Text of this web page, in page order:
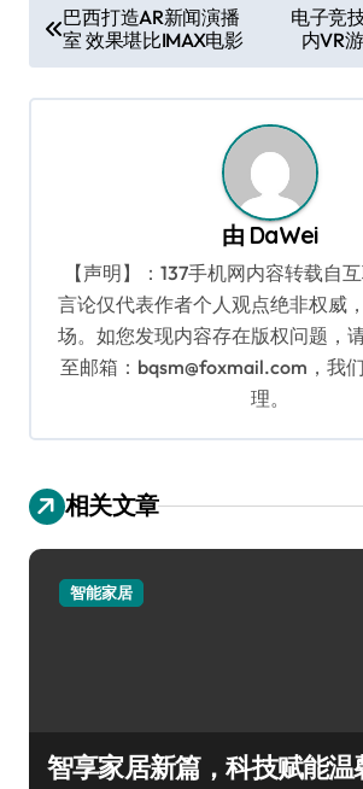
章
导
巴西打造AR新闻演播
室 效果堪比IMAX电影
电子竞
内VR
由 DaWei
【声明】：137手机网内容转载自
言论仅代表作者个人观点绝非权威
场。如您发现内容存在版权问题，
至邮箱：bqsm@foxmail.com，我
理。
相关文章
智能家居
智享家居新篇，科技赋能温